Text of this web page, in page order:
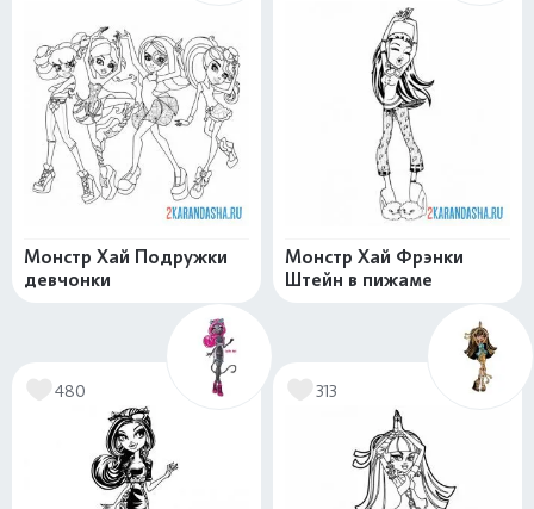
Монстр Хай Подружки
девчонки
Монстр Хай Фрэнки
Штейн в пижаме
480 313